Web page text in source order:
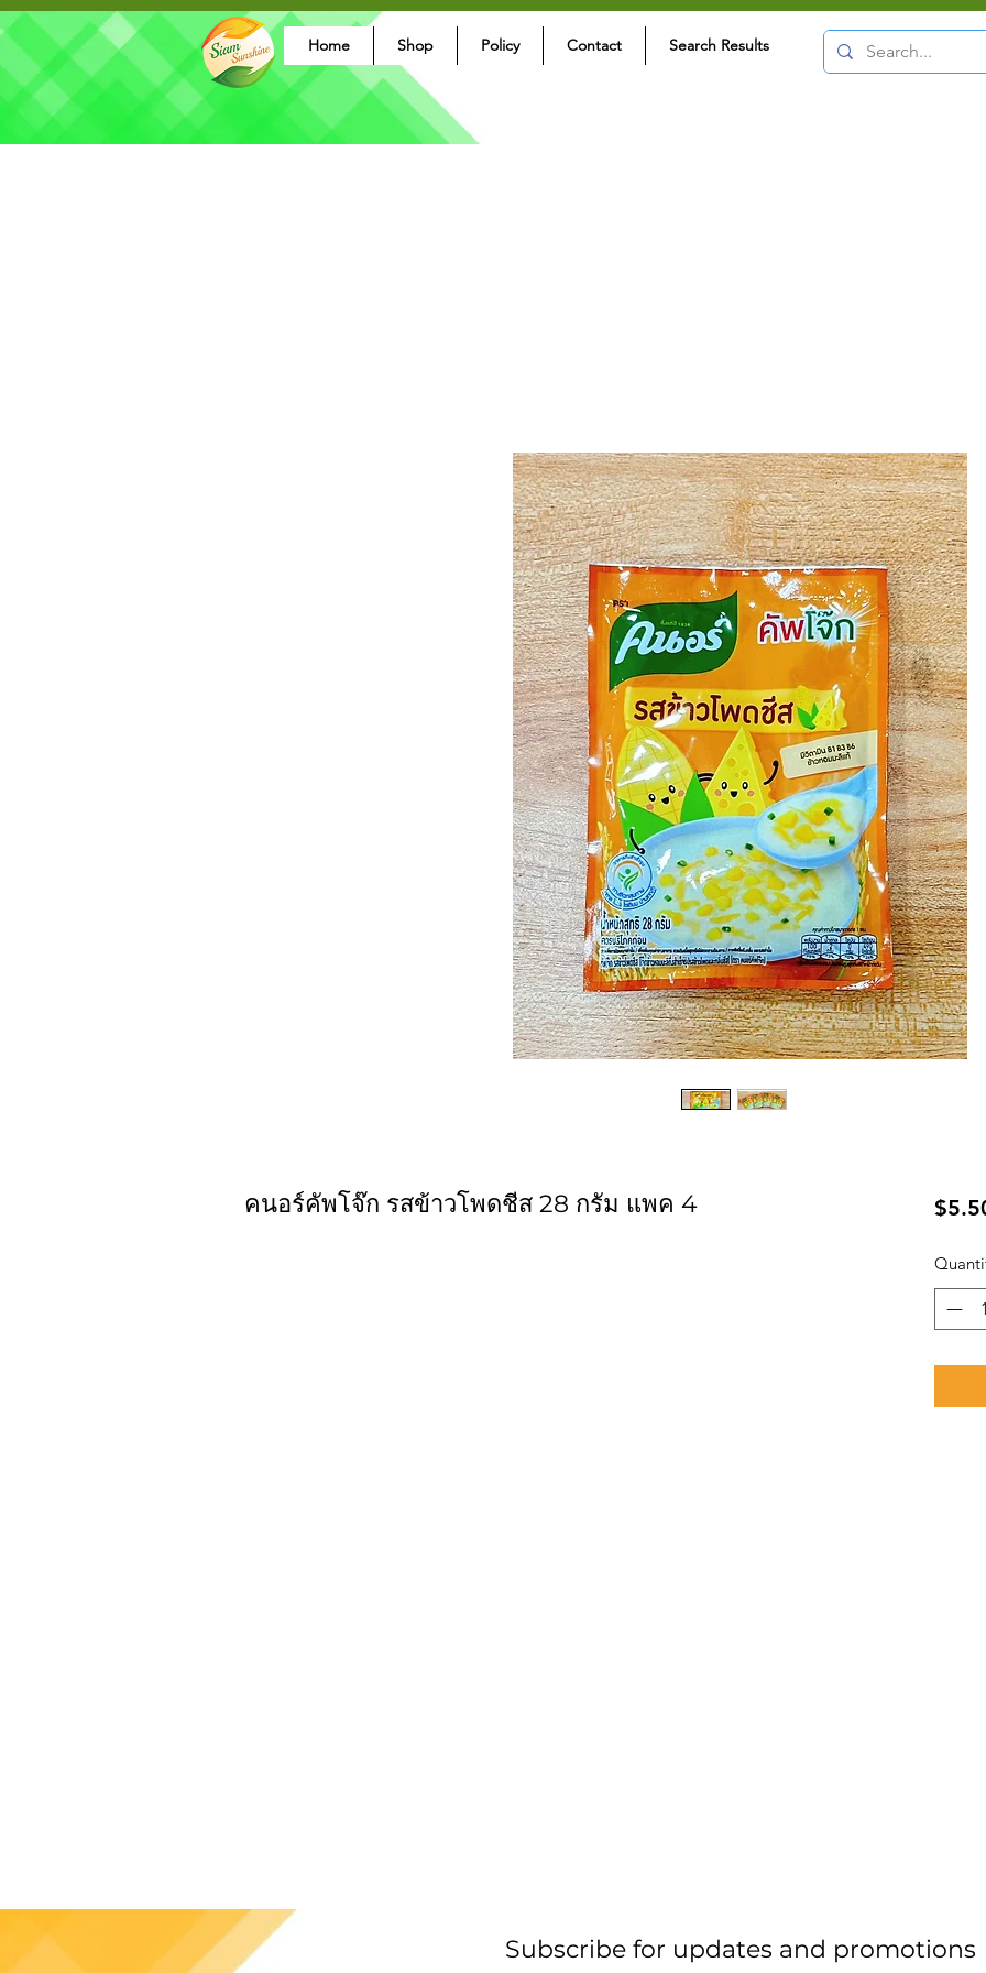
Home Shop Policy Contact Search Results
คนอร์คัพโจ๊ก รสข้าวโพดชีส 28 กรัม แพค 4
Subscribe for updates and promotions